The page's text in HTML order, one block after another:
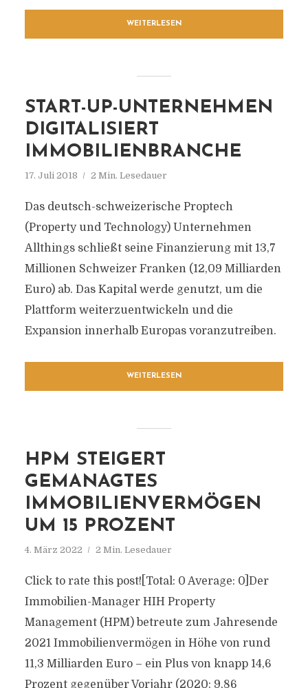
WEITERLESEN
START-UP-UNTERNEHMEN
DIGITALISIERT
IMMOBILIENBRANCHE
17. Juli 2018 2 Min. Lesedauer
Das deutsch-schweizerische Proptech
(Property und Technology) Unternehmen
Allthings schließt seine Finanzierung mit 13,7
Millionen Schweizer Franken (12,09 Milliarden
Euro) ab. Das Kapital werde genutzt, um die
Plattform weiterzuentwickeln und die
Expansion innerhalb Europas voranzutreiben.
WEITERLESEN
HPM STEIGERT
GEMANAGTES
IMMOBILIENVERMÖGEN
UM 15 PROZENT
4. März 2022 2 Min. Lesedauer
Click to rate this post![Total: 0 Average: 0]Der
Immobilien-Manager HIH Property
Management (HPM) betreute zum Jahresende
2021 Immobilienvermögen in Höhe von rund
11,3 Milliarden Euro – ein Plus von knapp 14,6
Prozent gegenüber Vorjahr (2020: 9,86